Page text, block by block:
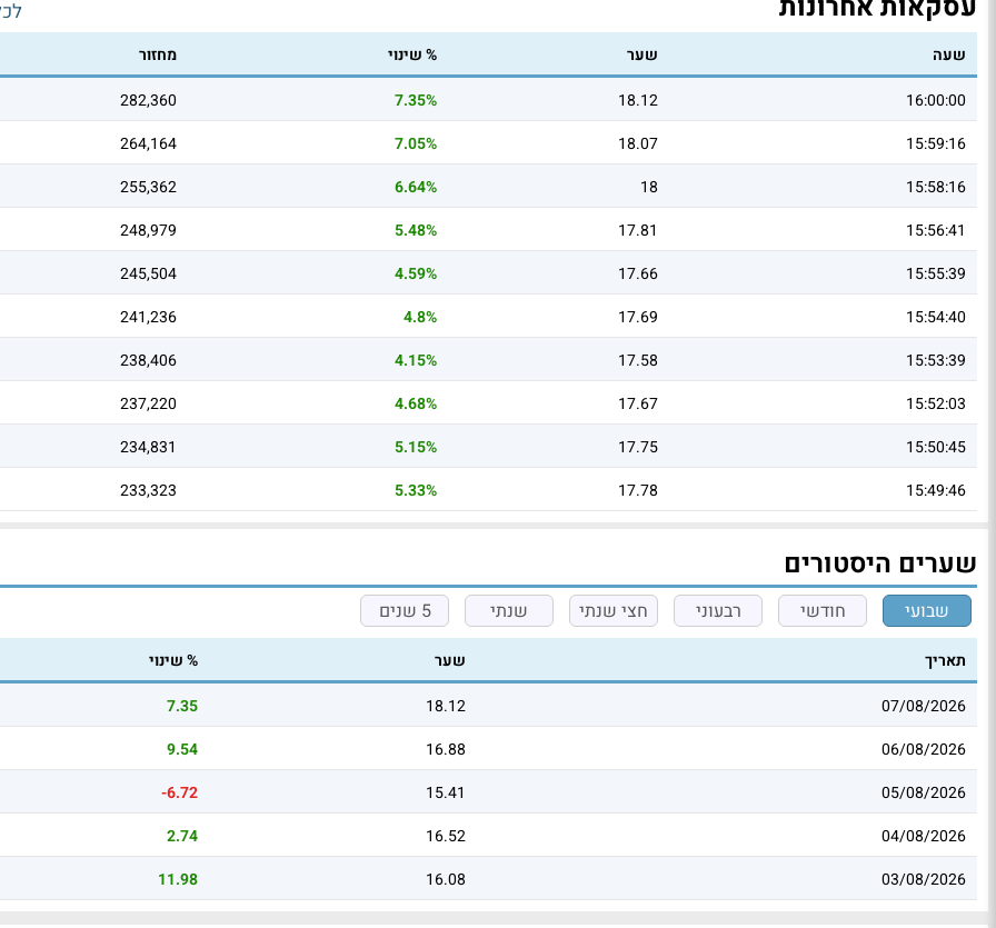
שעה שער % שינוי
מחזור
16:00:00
18.12
7.35%
282,360
15:59:16
18.07
7.05%
264,164
15:58:16
18
6.64%
255,362
15:56:41
17.81
5.48%
248,979
15:55:39
17.66
4.59%
245,504
15:54:40
17.69
4.8%
241,236
15:53:39
17.58
4.15%
238,406
15:52:03
17.67
4.68%
237,220
15:50:45
17.75
5.15%
234,831
15:49:46
17.78
5.33%
233,323
שערים היסטורים
שבועי חודשי רבעוני חצי שנתי שנתי 5 שנים
תאריך שער
% שינוי
07/08/2026
18.12
7.35
06/08/2026
16.88
9.54
05/08/2026
15.41
-6.72
04/08/2026
16.52
2.74
03/08/2026
16.08
11.98